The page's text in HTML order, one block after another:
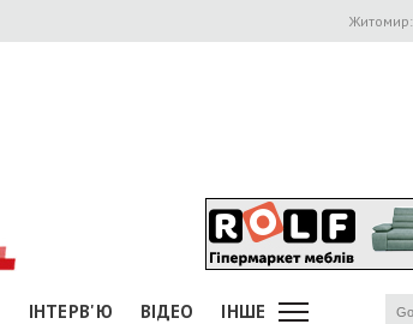
Житомир:
ІНТЕРВ'Ю ВІДЕО ІНШЕ